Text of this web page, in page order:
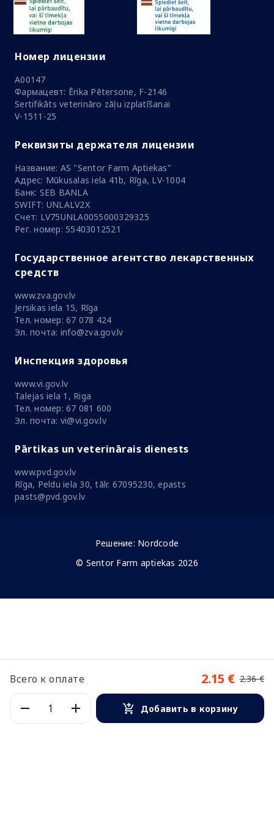
Всего к оплате 2.15 € 2.36 €
Добавить в корзину
Номер лицензии
A00147
Фармацевт: Ērika Pētersone, F-2146
Sertifikāts veterināro zāļu izplatīšanai
V-1511-25
Реквизиты держателя лицензии
Название: AS "Sentor Farm Aptiekas"
Адрес: Mūkusalas iela 41b, Rīga, LV-1004
Банк: SEB BANLA
SWIFT: UNLALV2X
Счет: LV75UNLA0055000329325
Рег. номер: 55403012521
Государственное агентство лекарственных
средств
www.zva.gov.lv
Jersikas iela 15, Rīga
Тел. номер: 67 078 424
Эл. почта: info@zva.gov.lv
Инспекция здоровья
www.vi.gov.lv
Talejas iela 1, Riga
Тел. номер: 67 081 600
Эл. почта: vi@vi.gov.lv
Pārtikas un veterinārais dienests
www.pvd.gov.lv
Rīga, Peldu iela 30, tālr. 67095230, epasts
pasts@pvd.gov.lv
Решение: Nordcode
© Sentor Farm aptiekas 2026